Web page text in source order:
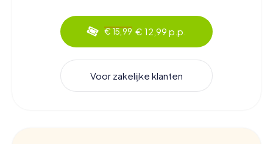
€ 15,99 € 12,99 p.p.
Voor zakelijke klanten